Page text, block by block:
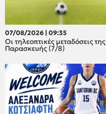
07/08/2026 | 09:35
Οι τηλεοπτικές μεταδόσεις της
Παρασκευής (7/8)